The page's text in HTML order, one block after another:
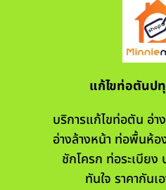
แก้ไขท่อตันป
บริการแก้ไขท่อตัน อ่า
อ่างล้างหน้า ท่อพื้นห้อ
ชักโครก ท่อระเบียง
ทันใจ ราคากันเ